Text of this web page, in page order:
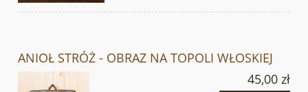
ANIOŁ STRÓŻ - OBRAZ NA TOPOLI WŁOSKIEJ
45,00 zł